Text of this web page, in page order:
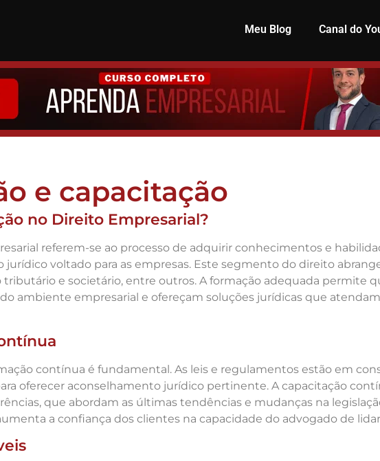
Meu Blog Canal do
e capacitação
no Direito Empresarial?
referem-se ao processo de adquirir conhecimentos e
jurídico voltado para as empresas. Este segmento do direito
e societário, entre outros. A formação adequada permite
ambiente empresarial e ofereçam soluções jurídicas que
contínua é fundamental. As leis e regulamentos estão em
oferecer aconselhamento jurídico pertinente. A capacitação
que abordam as últimas tendências e mudanças na
a confiança dos clientes na capacidade do advogado de